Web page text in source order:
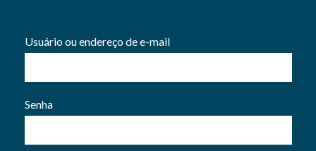
Usuário ou endereço de e-mail
Senha